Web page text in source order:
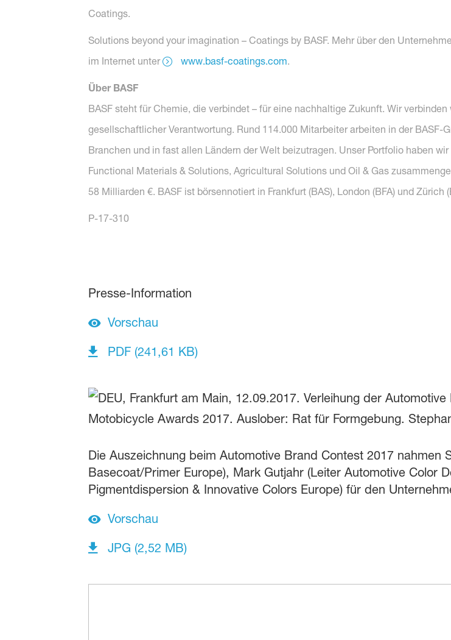
Coatings.
Solutions beyond your imagination – Coatings by BASF. Mehr über den
im Internet unter
www.basf-coatings.com.
Über BASF
BASF steht für Chemie, die verbindet – für eine nachhaltige Zukunft. Wir
gesellschaftlicher Verantwortung. Rund 114.000 Mitarbeiter arbeiten in der BASF-
Branchen und in fast allen Ländern der Welt beizutragen. Unser Portfolio haben
Functional Materials & Solutions, Agricultural Solutions und Oil & Gas
58 Milliarden €. BASF ist börsennotiert in Frankfurt (BAS), London (BFA) und
P-17-310
Presse-Information
Vorschau
PDF (241,61 KB)
Die Auszeichnung beim Automotive Brand Contest 2017 nahmen
Basecoat/Primer Europe), Mark Gutjahr (Leiter Automotive Color
Pigmentdispersion & Innovative Colors Europe) für den
Vorschau
JPG (2,52 MB)